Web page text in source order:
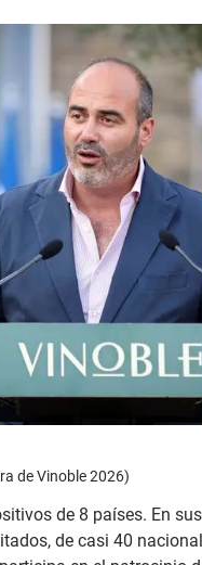
de Vinoble 2026)
de 8 países. En
de casi 40